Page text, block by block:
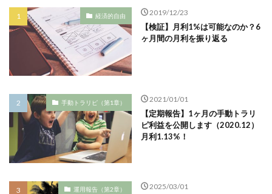
経済的自由 2019/12/23
【検証】月利1%は可能なのか？6
ヶ月間の月利を振り返る
手動トラリピ（第1章） 2021/01/01
【定期報告】1ヶ月の手動トラリ
ピ利益を公開します（2020.12）
月利1.13%！
運用報告（第2章） 2025/03/01